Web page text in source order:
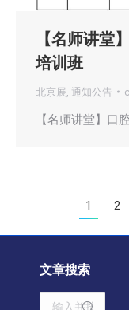
【名师讲堂
培训班
北京展 通知公告
【名师讲堂】口
1 2
文章搜索
Search: